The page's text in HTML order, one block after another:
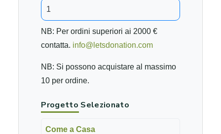
NB: Per ordini superiori ai 2000 €
contatta. info@letsdonation.com
NB: Si possono acquistare al massimo
10 per ordine.
Progetto Selezionato
Come a Casa